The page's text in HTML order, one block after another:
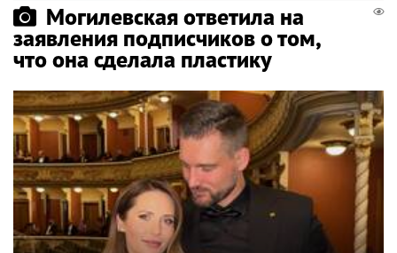
Могилевская ответила на
заявления подписчиков о том,
что она сделала пластику